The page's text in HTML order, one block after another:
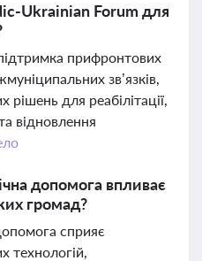
Ukrainian Forum для
прифронтових
зв’язків,
для реабілітації,
відновлення
допомога впливає
громад?
сприяє
технологій,